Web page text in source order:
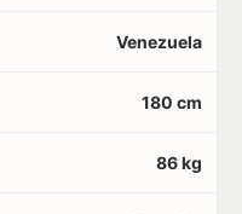
Venezuela
180 cm
86 kg